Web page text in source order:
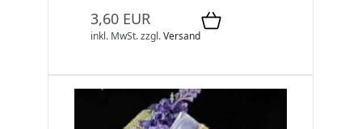
3,60 EUR
inkl. MwSt.zzgl.Versand